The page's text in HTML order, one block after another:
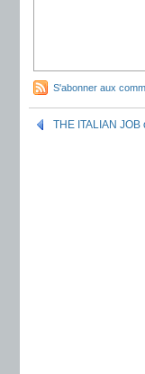
S'abonner aux
THE ITALIAN